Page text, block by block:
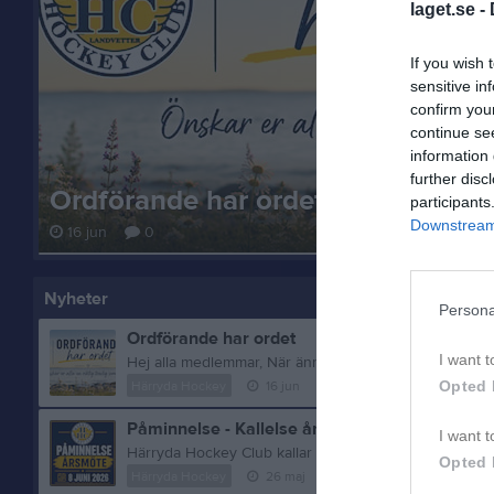
laget.se -
If you wish
sensitive
confirm
continue
information
further
I want
Opted
I want
Opted
Ordförande har ordet
16 jun 0
Nyheter
Ordförande har ordet
Påminnelse - Kallelse årsmöte!
Härryda Hockey Club kallar härmed medlemmar till